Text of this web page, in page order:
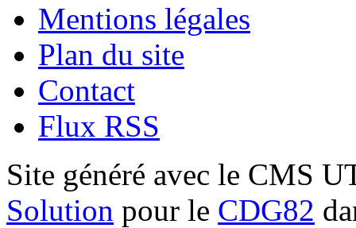
Mentions légales
Plan du site
Contact
Flux RSS
Site généré avec le CMS
Solution pour le CDG82